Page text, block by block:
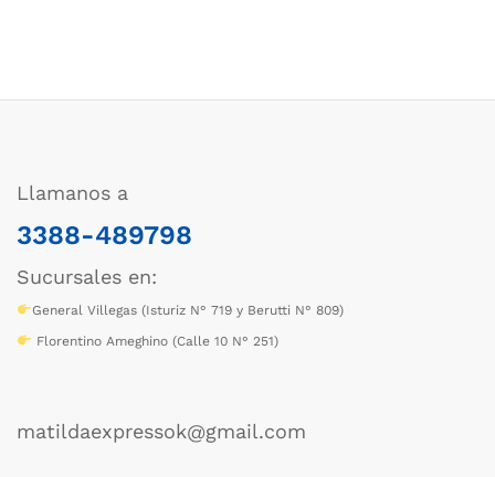
Llamanos a
3388-489798
Sucursales en:
General Villegas (Isturiz N° 719 y Berutti N° 809)
Florentino Ameghino (Calle 10 N° 251)
matildaexpressok@gmail.com